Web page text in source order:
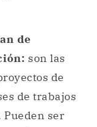
de
son las
de
de trabajos
ser